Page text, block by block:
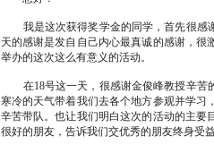
我是这次获得奖学金的同学，首先很感
天的感谢是发自自己内心最真诚的感谢，
举办的这次这么有意义的活动。
在18号这一天，很感谢金俊峰教授辛苦
寒冷的天气带着我们去各个地方参观并学
辛苦带队。也让我们明白这次的活动的主
很好的朋友，告诉我们交优秀的朋友终身受